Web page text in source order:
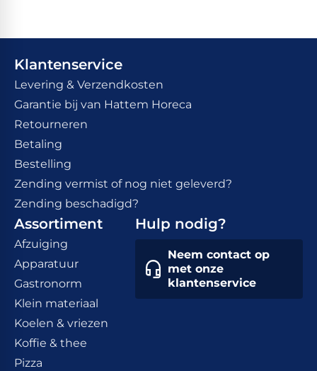
Klantenservice
Levering & Verzendkosten
Garantie bij van Hattem Horeca
Retourneren
Betaling
Bestelling
Zending vermist of nog niet geleverd?
Zending beschadigd?
Assortiment
Afzuiging
Apparatuur
Gastronorm
Klein materiaal
Koelen & vriezen
Koffie & thee
Pizza
Hulp nodig?
Neem contact op
met onze
klantenservice